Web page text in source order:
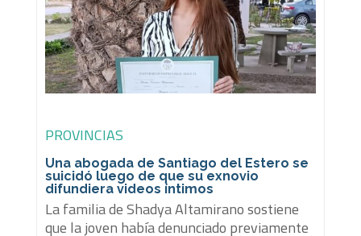
PROVINCIAS
Una abogada de Santiago del Estero se
suicidó luego de que su exnovio
difundiera videos íntimos
La familia de Shadya Altamirano sostiene
que la joven había denunciado previamente